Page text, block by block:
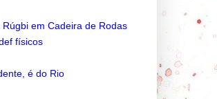
em Cadeira de Rodas
físicos
é do Rio